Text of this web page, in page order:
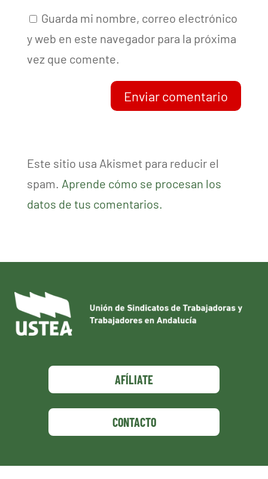
Guarda mi nombre, correo electrónico
y web en este navegador para la próxima
vez que comente.
Enviar comentario
Este sitio usa Akismet para reducir el
spam. Aprende cómo se procesan los
datos de tus comentarios.
AFÍLIATE
CONTACTO